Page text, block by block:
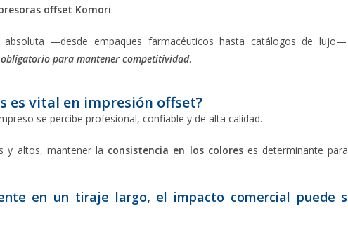
offset Komori.
—desde empaques farmacéuticos hasta catálogos de
para mantener competitividad.
es vital en impresión offset?
se percibe profesional, confiable y de alta calidad.
y altos, mantener la consistencia en los coloreses determinante
en un tiraje largo, el impacto comercial puede